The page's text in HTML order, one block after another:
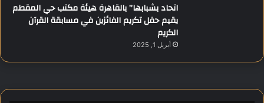
اتحاد بشبابها” بالقاهرة هيئة مكتب حي المقطم
يقيم حفل تكريم الفائزين في مسابقة القرآن
الكريم
أبريل 1, 2025